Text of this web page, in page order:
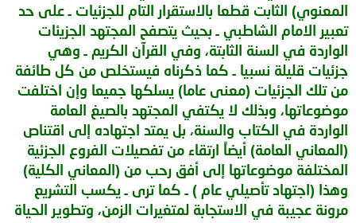
المعنوي) الثابت قطعا بالاستقرار التام للجزئيات ـ على حد
تعبير الامام الشاطبي ـ بحيث يتصفح المجتهد الجزيئات
الواردة في السنة الثابتة، وفي القرآن الكريم ـ وهي
جزئيات قليلة نسبيا ـ كما ذكرناه فيستخلص من كل طائفة
من تلك الجزئيات (معنى عاما) يسلكها جميعا وإن اختلفت
موضوعاتها، وبذلك لا يكتفي المجتهد بالصيغ العامة
الواردة في الكتاب والسنة، بل يمتد اجتهاده إلى اقتناص
(المعاني العامة) أيضاً ارتقاء من تفصيلات الفروع الجزئية
المختلفة موضوعاتها إلى أفق رحب من (المعاني الكلية)
وهذا (اجتهاد تأصيلي عام ) ـ كما ترى ـ يكسب التشريع
مرونة عجيبة في الاستجابة لمتغيرات الزمن، وتطوير الحياة